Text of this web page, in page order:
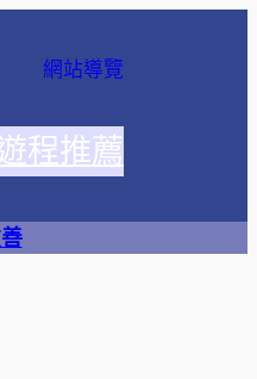
網站導覽
程推薦